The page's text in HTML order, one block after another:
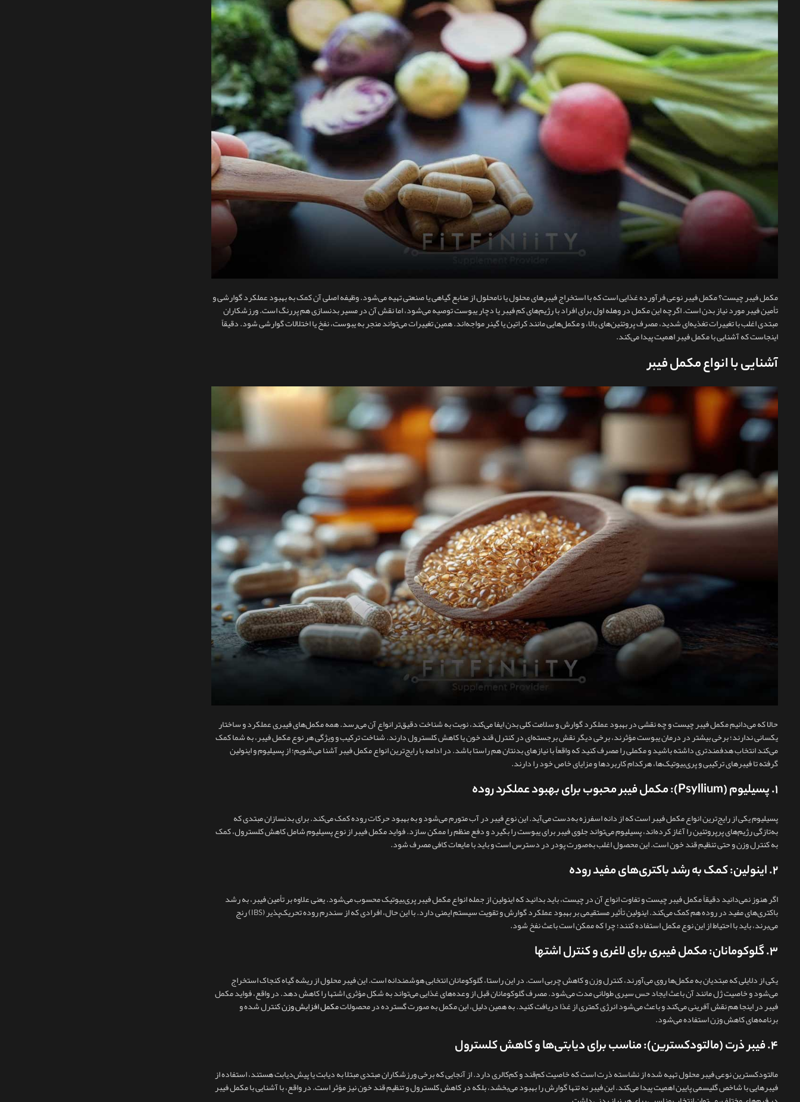
مکمل فیبر چیست؟ مکمل فیبر نوعی فرآورده غذایی است که با استخراج فیبرهای محلول یا نامحلول از منابع گیاهی یا صنعتی تهیه می‌شود. وظیفه اصلی آن کمک به بهبود عملکرد گوارشی و
تأمین فیبر مورد نیاز بدن است. اگرچه این مکمل در وهله اول برای افراد با رژیم‌های کم‌ فیبر یا دچار یبوست توصیه می‌شود، اما نقش آن در مسیر بدنسازی هم پررنگ است. ورزشکاران
مبتدی اغلب با تغییرات تغذیه‌ای شدید، مصرف پروتئین‌های بالا، و مکمل‌هایی مانند کراتین یا گینر مواجه‌اند. همین تغییرات می‌تواند منجر به یبوست، نفخ یا اختلالات گوارشی شود. دقیقاً
اینجاست که آشنایی با مکمل فیبر اهمیت پیدا می‌کند.
آشنایی با انواع مکمل فیبر
حالا که می‌دانیم مکمل فیبر چیست و چه نقشی در بهبود عملکرد گوارش و سلامت کلی بدن ایفا می‌کند، نوبت به شناخت دقیق‌تر انواع آن می‌رسد. همه مکمل‌های فیبری عملکرد و ساختار
یکسانی ندارند؛ برخی بیشتر در درمان یبوست مؤثرند، برخی دیگر نقش برجسته‌ای در کنترل قند خون یا کاهش کلسترول دارند. شناخت ترکیب و ویژگی هر نوع مکمل فیبر، به شما کمک
می‌کند انتخاب هدفمندتری داشته باشید و مکملی را مصرف کنید که واقعاً با نیازهای بدنتان هم‌ راستا باشد. در ادامه با رایج‌ترین انواع مکمل فیبر آشنا می‌شویم؛ از پسیلیوم و اینولین
گرفته تا فیبرهای ترکیبی و پری‌بیوتیک‌ها، هرکدام کاربردها و مزایای خاص خود را دارند.
۱. پسیلیوم (Psyllium): مکمل فیبر محبوب برای بهبود عملکرد روده
پسیلیوم یکی از رایج‌ترین انواع مکمل فیبر است که از دانه اسفرزه به‌دست می‌آید. این نوع فیبر در آب متورم می‌شود و به بهبود حرکات روده کمک می‌کند. برای بدنسازان مبتدی که
به‌تازگی رژیم‌های پرپروتئین را آغاز کرده‌اند، پسیلیوم می‌تواند جلوی فیبر برای یبوست را بگیرد و دفع منظم را ممکن سازد. فواید مکمل فیبر از نوع پسیلیوم شامل کاهش کلسترول، کمک
به کنترل وزن و حتی تنظیم قند خون است. این محصول اغلب به‌صورت پودر در دسترس است و باید با مایعات کافی مصرف شود.
۲. اینولین: کمک به رشد باکتری‌های مفید روده
اگر هنوز نمی‌دانید دقیقاً مکمل فیبر چیست و تفاوت انواع آن در چیست، باید بدانید که اینولین از جمله انواع مکمل فیبر پری‌بیوتیک محسوب می‌شود. یعنی علاوه بر تأمین فیبر، به رشد
باکتری‌های مفید در روده هم کمک می‌کند. اینولین تأثیر مستقیمی بر بهبود عملکرد گوارش و تقویت سیستم ایمنی دارد. با این حال، افرادی که از سندرم روده تحریک‌پذیر (IBS) رنج
می‌برند، باید با احتیاط از این نوع مکمل استفاده کنند؛ چرا که ممکن است باعث نفخ شود.
۳. گلوکومانان: مکمل فیبری برای لاغری و کنترل اشتها
یکی از دلایلی که مبتدیان به مکمل‌ها روی می‌آورند، کنترل وزن و کاهش چربی است. در این راستا، گلوکومانان انتخابی هوشمندانه است. این فیبر محلول از ریشه گیاه کنجاک استخراج
می‌شود و خاصیت ژل‌ مانند آن باعث ایجاد حس سیری طولانی‌ مدت می‌شود. مصرف گلوکومانان قبل از وعده‌های غذایی می‌تواند به شکل مؤثری اشتها را کاهش دهد. در واقع، فواید مکمل
فیبر در اینجا هم نقش‌ آفرینی می‌کند و باعث می‌شود انرژی کمتری از غذا دریافت کنید. به همین دلیل، این مکمل به‌ صورت گسترده در محصولاتمکمل افزایش وزنکنترل‌ شده و
برنامه‌های کاهش وزن استفاده می‌شود.
۴. فیبر ذرت (مالتودکسترین): مناسب برای دیابتی‌ها و کاهش کلسترول
مالتودکسترین نوعی فیبر محلول تهیه‌ شده از نشاسته ذرت است که خاصیت کم‌قند و کم‌کالری دارد. از آنجایی که برخی ورزشکاران مبتدی مبتلا به دیابت یا پیش‌دیابت هستند، استفاده از
فیبرهایی با شاخص گلیسمی پایین اهمیت پیدا می‌کند. این فیبر نه‌ تنها گوارش را بهبود می‌بخشد، بلکه در کاهش کلسترول و تنظیم قند خون نیز مؤثر است. در واقع، با آشنایی با مکمل فیبر